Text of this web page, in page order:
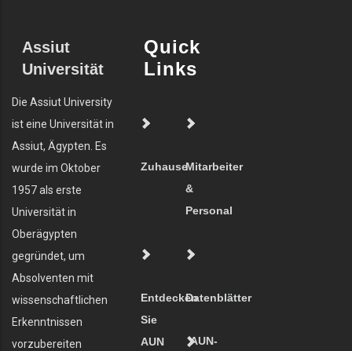
Assiut
Universität
Die Assiut University
ist eine Universität in
Assiut, Ägypten. Es
wurde im Oktober
1957 als erste
Universität in
Oberägypten
gegründet, um
Absolventen mit
wissenschaftlichen
Erkenntnissen
vorzubereiten
Quick
Links
ZuhauseMitarbeiter
&
Personal
Entdecken
Sie
AUN
Datenblätter
AUN-